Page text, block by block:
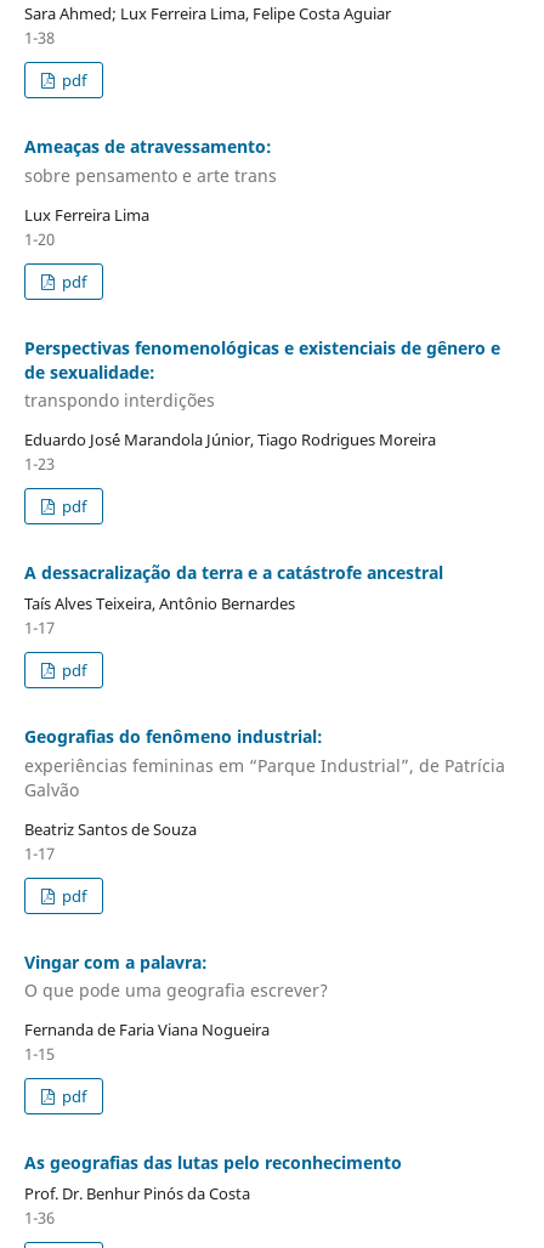
Sara Ahmed; Lux Ferreira Lima, Felipe Costa Aguiar
1-38
pdf
Ameaças de atravessamento:
sobre pensamento e arte trans
Lux Ferreira Lima
1-20
pdf
Perspectivas fenomenológicas e existenciais de gênero e
de sexualidade:
transpondo interdições
Eduardo Jos´é Marandola Júnior, Tiago Rodrigues Moreira
1-23
pdf
A dessacralização da terra e a catástrofe ancestral
Taís Alves Teixeira, Antônio Bernardes
1-17
pdf
Geografias do fenômeno industrial:
experiências femininas em “Parque Industrial”, de Patrícia
Galvão
Beatriz Santos de Souza
1-17
pdf
Vingar com a palavra:
O que pode uma geografia escrever?
Fernanda de Faria Viana Nogueira
1-15
pdf
As geografias das lutas pelo reconhecimento
Prof. Dr. Benhur Pinós da Costa
1-36